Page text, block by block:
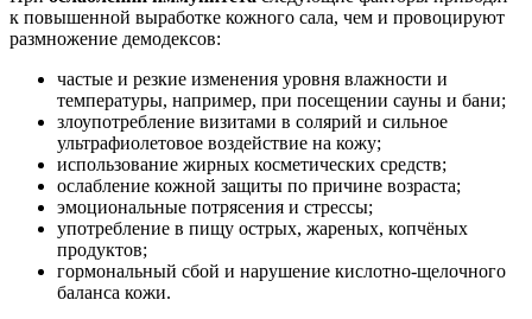
к повышенной выработке кожного сала, чем и провоцируют
размножение демодексов:
частые и резкие изменения уровня влажности и
температуры, например, при посещении сауны и бани;
злоупотребление визитами в солярий и сильное
ультрафиолетовое воздействие на кожу;
использование жирных косметических средств;
ослабление кожной защиты по причине возраста;
эмоциональные потрясения и стрессы;
употребление в пищу острых, жареных, копчёных
продуктов;
гормональный сбой и нарушение кислотно-щелочного
баланса кожи.